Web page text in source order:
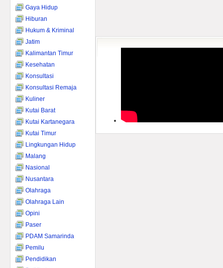
Gaya Hidup
Hiburan
Hukum & Kriminal
Jatim
Kalimantan Timur
Kesehatan
Konsultasi
Konsultasi Remaja
Kuliner
Kutai Barat
Kutai Kartanegara
Kutai Timur
Lingkungan Hidup
Malang
Nasional
Nusantara
Olahraga
Olahraga Lain
Opini
Paser
PDAM Samarinda
Pemilu
Pendidikan